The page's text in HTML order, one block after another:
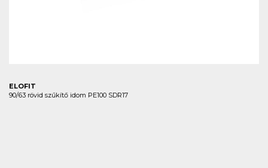
ELOFIT
90/63 rövid szűkítő idom PE100 SDR17